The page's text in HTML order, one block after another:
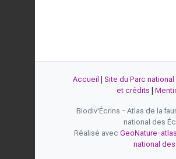
Accueil Site du Parc
et crédits
Biodiv'Écrins - Atlas de la
national des
Réalisé avec GeoNature-atlas
national